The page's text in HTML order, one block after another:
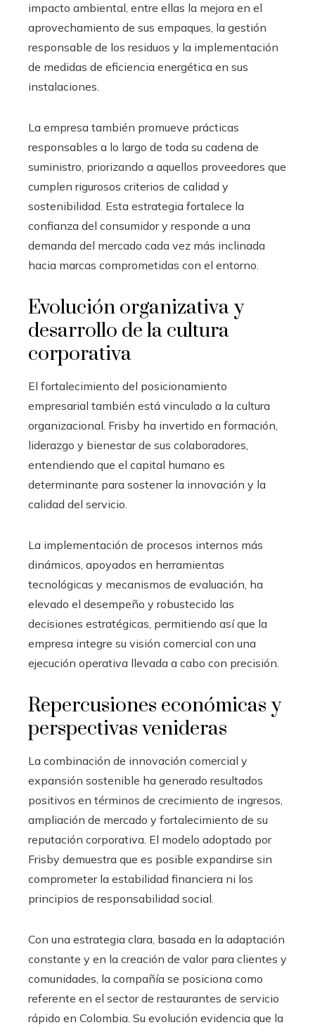
impacto ambiental, entre ellas la mejora en el
aprovechamiento de sus empaques, la gestión
responsable de los residuos y la implementación
de medidas de eficiencia energética en sus
instalaciones.
La empresa también promueve prácticas
responsables a lo largo de toda su cadena de
suministro, priorizando a aquellos proveedores que
cumplen rigurosos criterios de calidad y
sostenibilidad. Esta estrategia fortalece la
confianza del consumidor y responde a una
demanda del mercado cada vez más inclinada
hacia marcas comprometidas con el entorno.
Evolución organizativa y
desarrollo de la cultura
corporativa
El fortalecimiento del posicionamiento
empresarial también está vinculado a la cultura
organizacional. Frisby ha invertido en formación,
liderazgo y bienestar de sus colaboradores,
entendiendo que el capital humano es
determinante para sostener la innovación y la
calidad del servicio.
La implementación de procesos internos más
dinámicos, apoyados en herramientas
tecnológicas y mecanismos de evaluación, ha
elevado el desempeño y robustecido las
decisiones estratégicas, permitiendo así que la
empresa integre su visión comercial con una
ejecución operativa llevada a cabo con precisión.
Repercusiones económicas y
perspectivas venideras
La combinación de innovación comercial y
expansión sostenible ha generado resultados
positivos en términos de crecimiento de ingresos,
ampliación de mercado y fortalecimiento de su
reputación corporativa. El modelo adoptado por
Frisby demuestra que es posible expandirse sin
comprometer la estabilidad financiera ni los
principios de responsabilidad social.
Con una estrategia clara, basada en la adaptación
constante y en la creación de valor para clientes y
comunidades, la compañía se posiciona como
referente en el sector de restaurantes de servicio
rápido en Colombia. Su evolución evidencia que la